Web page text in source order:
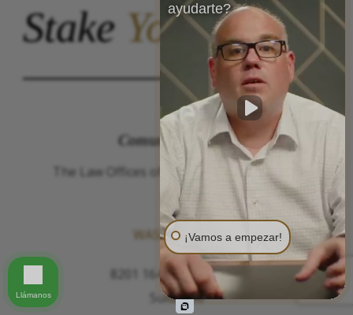
StakeYourClaim.
Comuníquese con
The Law Offices of Justinian C. Lane, Esq –
PLLC
WASHINGTON
8201 164th Avenue NE
Suite 200
ayudarte?
¡Vamos a empezar!
Llámanos